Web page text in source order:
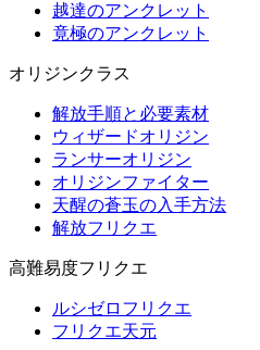
越達のアンクレット
竟極のアンクレット
オリジンクラス
解放手順と必要素材
ウィザードオリジン
ランサーオリジン
オリジンファイター
天醒の蒼玉の入手方法
解放フリクエ
高難易度フリクエ
ルシゼロフリクエ
フリクエ天元